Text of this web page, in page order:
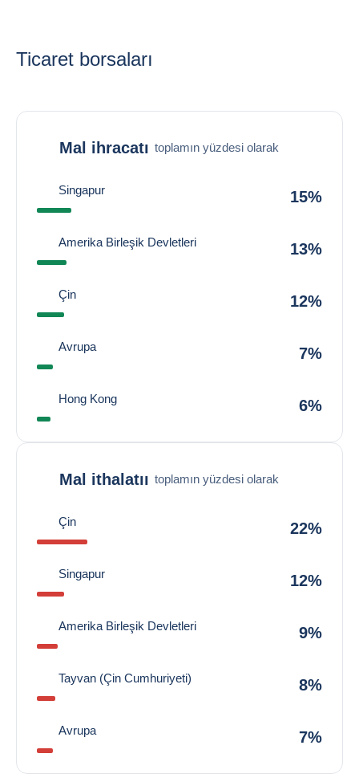
Ticaret borsaları
Mal ihracatı toplamın yüzdesi olarak
Singapur 15%
Amerika Birleşik Devletleri 13%
Çin 12%
Avrupa 7%
Hong Kong 6%
Mal ithalatıı toplamın yüzdesi olarak
Çin 22%
Singapur 12%
Amerika Birleşik Devletleri 9%
Tayvan (Çin Cumhuriyeti) 8%
Avrupa 7%